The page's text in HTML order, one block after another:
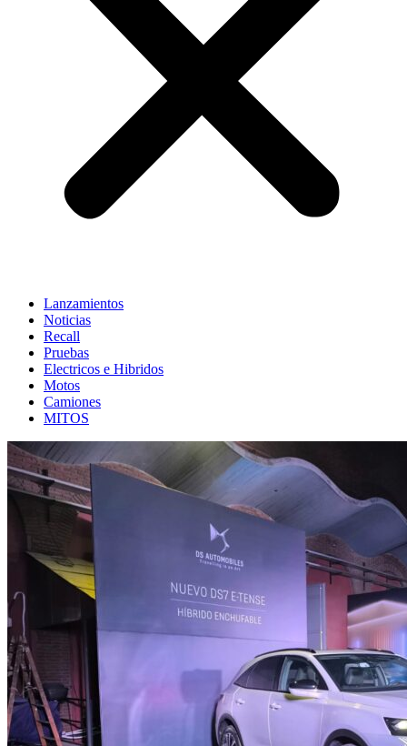
Lanzamientos
Noticias
Recall
Pruebas
Electricos e Hibridos
Motos
Camiones
MITOS